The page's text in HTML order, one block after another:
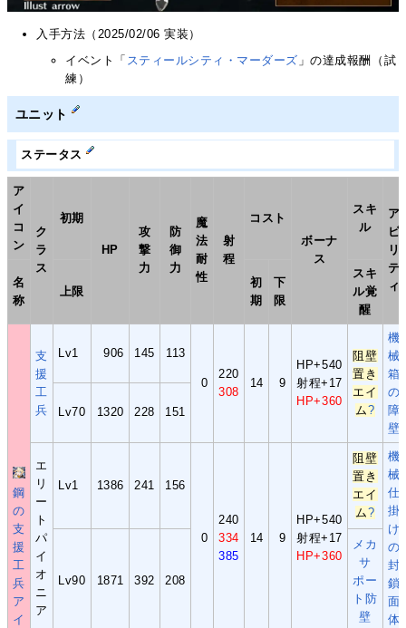
入手方法（2025/02/06 実装）
イベント「 スティールシティ・マーダーズ 」の達成報酬（試
練）
ユニット
ステータス
ア
イ
コ
ン
ク
ラ
ス
初期
HP
攻
撃
力
防
御
力
魔
法
耐
性
射
程
コスト
ボーナ
ス
スキ
ル
ア
ビ
リ
テ
ィ
名
称
上限
初
期
下
限
スキ
ル覚
醒
鋼
の
支
援
工
兵
ア
イ
支
援
工
兵
Lv1 906 145 113
0
220
308
14 9
HP+540
射程+17
HP+360
阻壁
置き
エイ
ム?
機
械
箱
の
障
壁
Lv70 1320 228 151
エ
リ
ー
ト
パ
イ
オ
ニ
ア
Lv1 1386 241 156
0
240
334
385
14 9
HP+540
射程+17
HP+360
阻壁
置き
エイ
ム?
機
械
仕
掛
け
の
封
鎖
面
体
Lv90 1871 392 208
メカ
サ
ポー
ト防
壁